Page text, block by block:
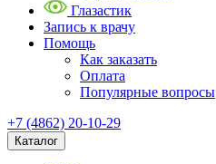
Глазастик
Запись к врачу
Помощь
Как заказать
Оплата
Популярные вопросы
+7 (4862) 20-10-29
Каталог